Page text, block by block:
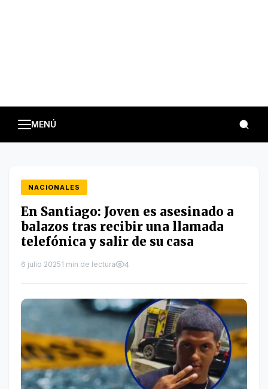
MENÚ
NACIONALES
En Santiago: Joven es asesinado a
balazos tras recibir una llamada
telefónica y salir de su casa
6 julio 20251 min de lectura 4